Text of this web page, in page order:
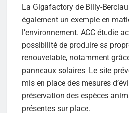
La Gigafactory de Billy-
également un exemple en
l’environnement. ACC étudie
possibilité de produire sa
renouvelable, notamment
panneaux solaires. Le site
mis en place des mesures
préservation des espèces
présentes sur place.